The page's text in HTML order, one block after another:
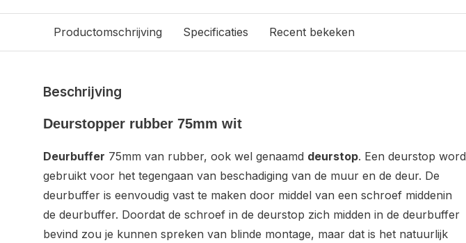
Productomschrijving Specificaties Recent bekeken
Beschrijving
Deurstopper rubber 75mm wit
Deurbuffer 75mm van rubber, ook wel genaamd deurstop. Een deurstop word
gebruikt voor het tegengaan van beschadiging van de muur en de deur. De
deurbuffer is eenvoudig vast te maken door middel van een schroef middenin
de deurbuffer. Doordat de schroef in de deurstop zich midden in de deurbuffer
bevind zou je kunnen spreken van blinde montage, maar dat is het natuurlijk